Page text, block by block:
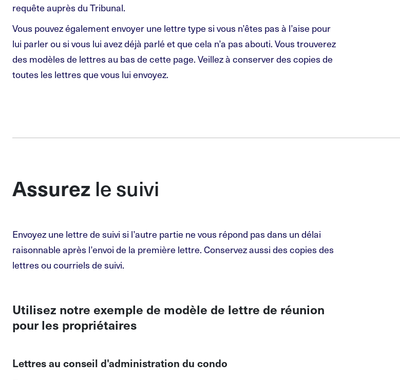
requête auprès du Tribunal.
Vous pouvez également envoyer une lettre type si vous n’êtes pas à l’aise pour
lui parler ou si vous lui avez déjà parlé et que cela n’a pas abouti. Vous trouverez
des modèles de lettres au bas de cette page. Veillez à conserver des copies de
toutes les lettres que vous lui envoyez.
Assurez le suivi
Envoyez une lettre de suivi si l’autre partie ne vous répond pas dans un délai
raisonnable après l’envoi de la première lettre. Conservez aussi des copies des
lettres ou courriels de suivi.
Utilisez notre exemple de modèle de lettre de réunion
pour les propriétaires
Lettres au conseil d'administration du condo